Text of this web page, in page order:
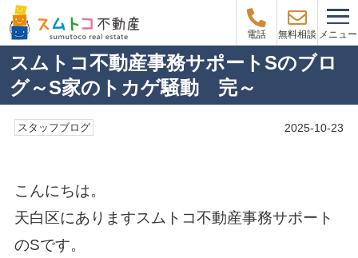
電話 無料相談 メニュー
スムトコ不動産事務サポートSのブロ
グ～S家のトカゲ騒動 完～
スタッフブログ 2025-10-23
こんにちは。
天白区にありますスムトコ不動産事務サポート
のSです。